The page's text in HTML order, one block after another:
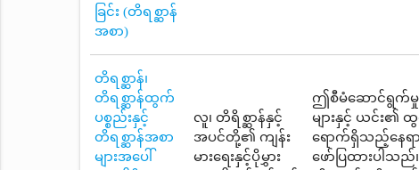
ခြင်း (တိရစ္ဆာန်
အစာ)
တိရစ္ဆာန်၊
တိရစ္ဆာန်ထွက်
ပစ္စည်းနှင့်
တိရစ္ဆာန်အစာ
များအပေါ်
လူ၊ တိရိစ္ဆာန်နှင့်
အပင်တို့၏ ကျန်း
မားရေးနှင့်ပိုမွှား
ဤစီမံဆောင်ရွက်မှု (
များနှင့် ယင်း၏
ရောက်ရှိသည့်နေရ
ဖော်ပြထားပါ